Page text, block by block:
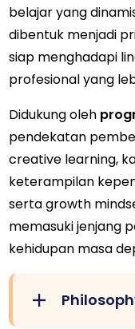
belajar yang
dibentuk menjadi
siap menghadapi
profesional yang
Didukung oleh
pendekatan
creative learning,
keterampilan
serta growth
memasuki jenjang
kehidupan masa